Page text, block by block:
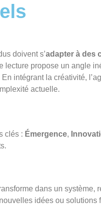
doivent s’adapter à des
lecture propose un angle
intégrant la créativité,
actuelle.
clés : Émergence,
dans un
idées ou